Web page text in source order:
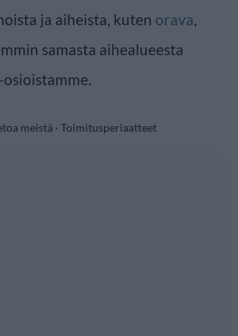
ja aiheista, kuten orava,
samasta aihealueesta
-osioistamme.
meistä · Toimitusperiaatteet